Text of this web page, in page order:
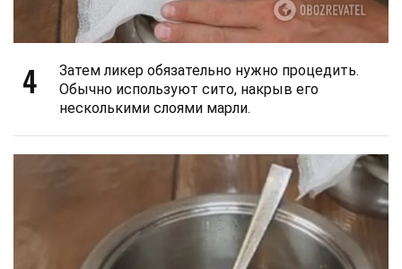
4
Затем ликер обязательно нужно процедить.
Обычно используют сито, накрыв его
несколькими слоями марли.